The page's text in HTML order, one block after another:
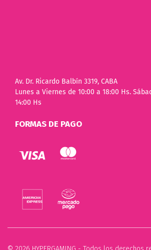
Av. Dr. Ricardo Balbín 3319, CABA
Lunes a Viernes de 10:00 a 18:00 Hs.
14:00 Hs
FORMAS DE PAGO